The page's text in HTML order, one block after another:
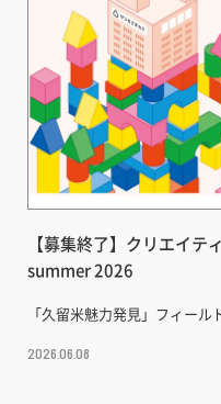
【募集終了】クリエイ
summer 2026
「久留米魅力発見」フィー
2026.06.08